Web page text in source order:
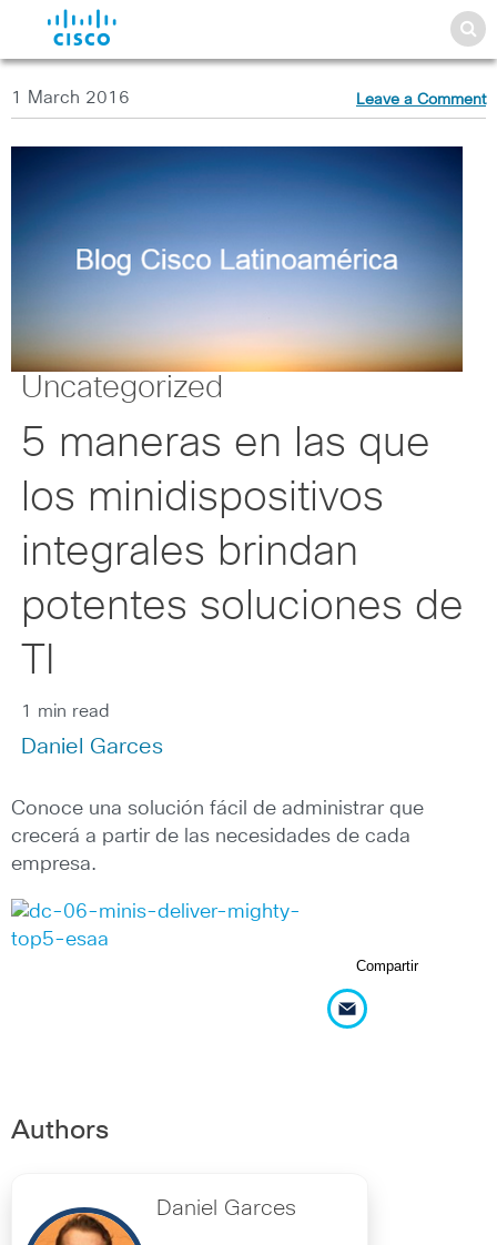
1 March 2016 Leave a Comment
Uncategorized
5 maneras en las que
los minidispositivos
integrales brindan
potentes soluciones de
1 min read
Daniel Garces
Conoce una solución fácil de administrar que
crecerá a partir de las necesidades de cada
empresa.
Compartir
Authors
Daniel Garces